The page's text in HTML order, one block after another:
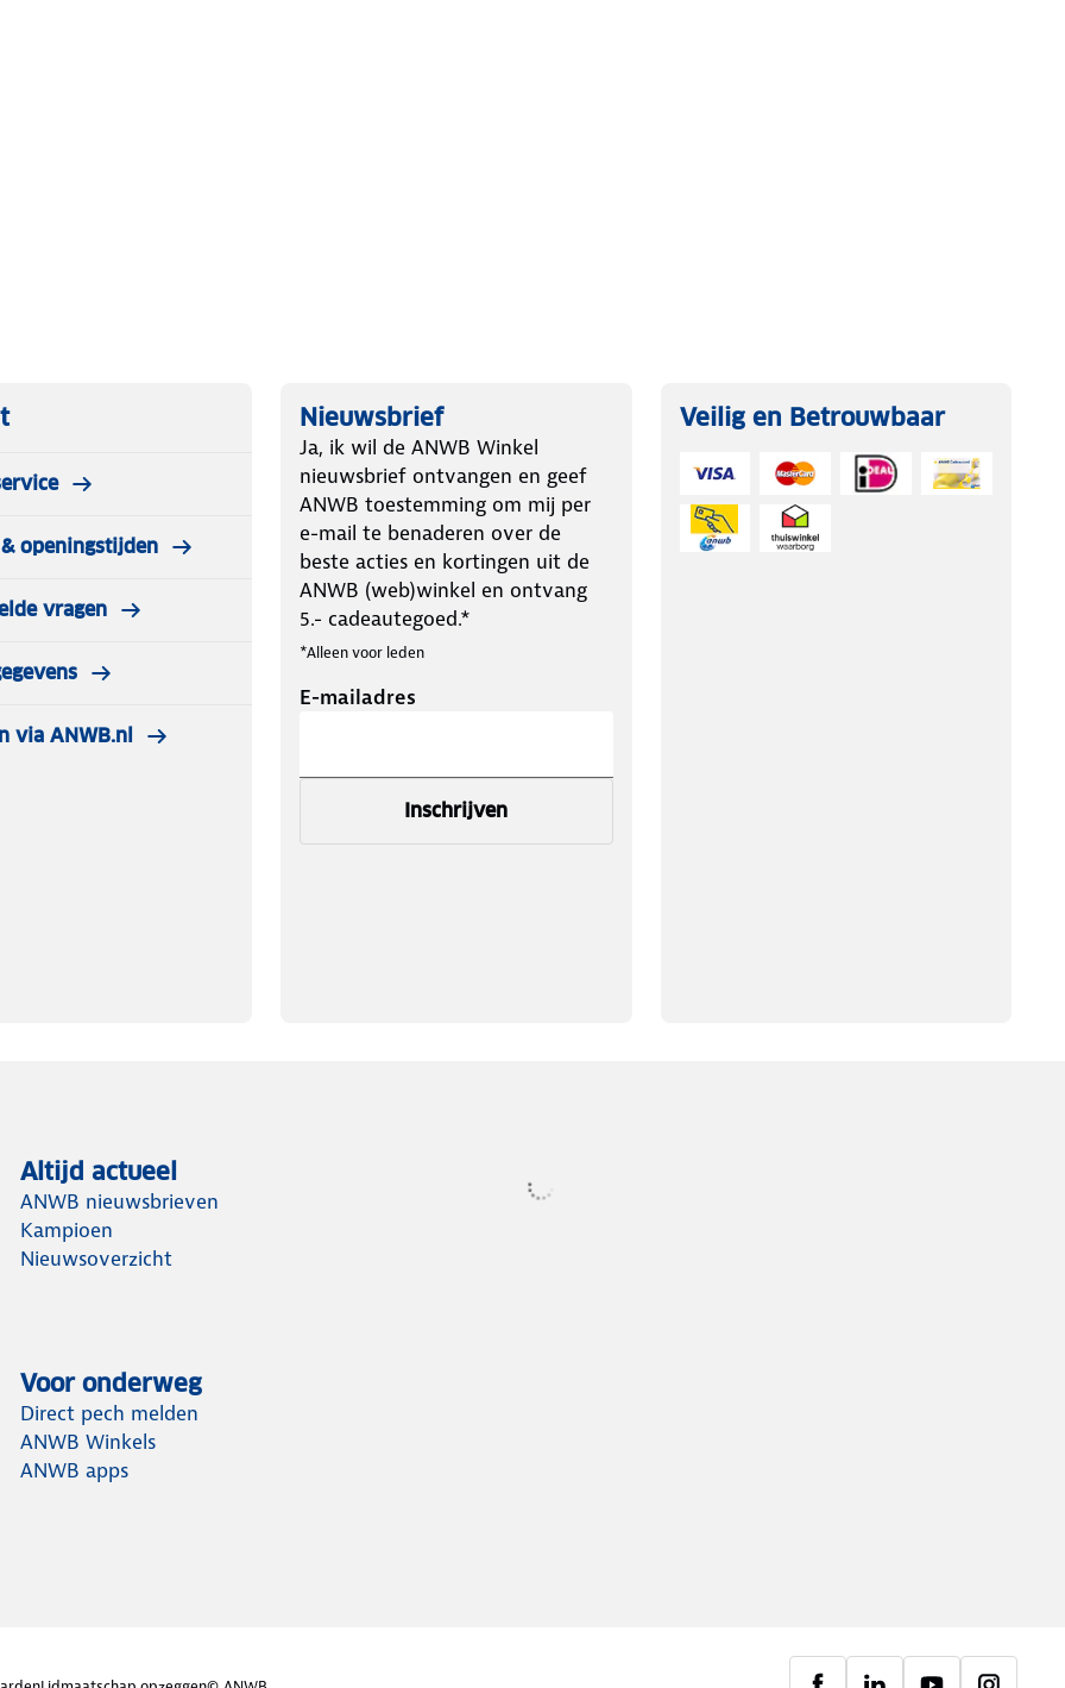
gebruik.
heeft een formaat van 182 x
verplaatsen. Efficiënte
aan jouw voorkeuren. Heb je
of krachtige verwarming op een
snel en eenvoudig de gewenste
display maken het nog makkelijker
openingstijden
vragen
via ANWB.nl
Nieuwsbrief
Ja, ik wil de ANWB Winkel
nieuwsbrief ontvangen en geef
ANWB toestemming om mij per
e-mail te benaderen over de
beste acties en kortingen uit de
ANWB (web)winkel en ontvang
5.- cadeautegoed.*
*Alleen voor leden
E-mailadres
Inschrijven
Veilig en Betrouwbaar
Altijd actueel
ANWB nieuwsbrieven
Kampioen
Nieuwsoverzicht
Voor onderweg
Direct pech melden
ANWB Winkels
ANWB apps